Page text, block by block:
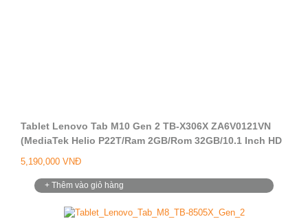
Tablet Lenovo Tab M10 Gen 2 TB-X306X ZA6V0121VN
(MediaTek Helio P22T/Ram 2GB/Rom 32GB/10.1 Inch HD
Q)
5,190,000 VNĐ
+ Thêm vào giỏ hàng